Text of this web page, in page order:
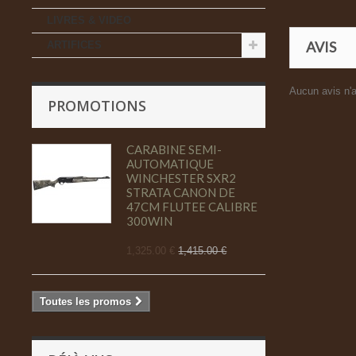
LIVRES & VIDEO
ARTIFICES
PROMOTIONS
CARABINE SEMI-
AUTOMATIQUE
WINCHESTER SXR2
STRATA CANON DE
47CM FLUTEE CALIBRE
300WIN
1,325.00 €1,415.00 €
Toutes les promos
AVIS
Aucun avis